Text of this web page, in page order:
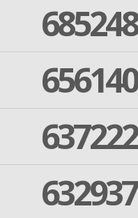
685248
656140
637222
632937